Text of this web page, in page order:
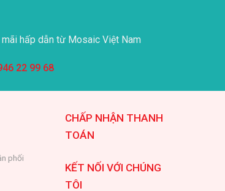
hấp dẫn từ Mosaic Việt Nam
22 99 68
phối
CHẤP NHẬN THANH
TOÁN
KẾT NỐI VỚI CHÚNG
TÔI